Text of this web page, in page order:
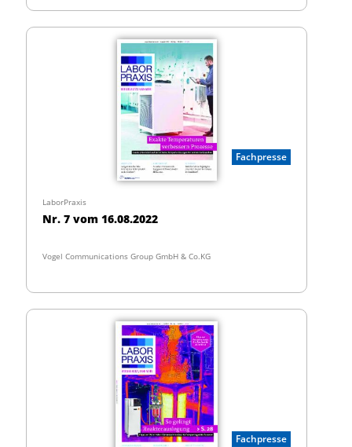
Fachpresse
LaborPraxis
Nr. 7 vom 16.08.2022
Vogel Communications Group GmbH & Co.KG
Fachpresse